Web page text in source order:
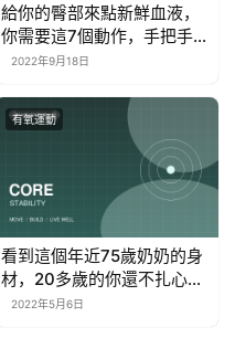
給你的臀部來點新鮮血液，
你需要這7個動作，手把手教
你練翹臀
2022年9月18日
有氧運動
看到這個年近75歲奶奶的身
材，20多歲的你還不扎心
嗎？
2022年5月6日